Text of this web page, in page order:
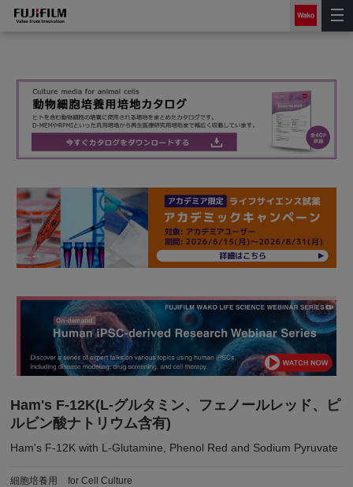
Ham's F-12K(L-グルタミン、フェノールレッド、ピ
ルビン酸ナトリウム含有)
Ham's F-12K with L-Glutamine, Phenol Red and Sodium Pyruvate
細胞培養用
for Cell Culture